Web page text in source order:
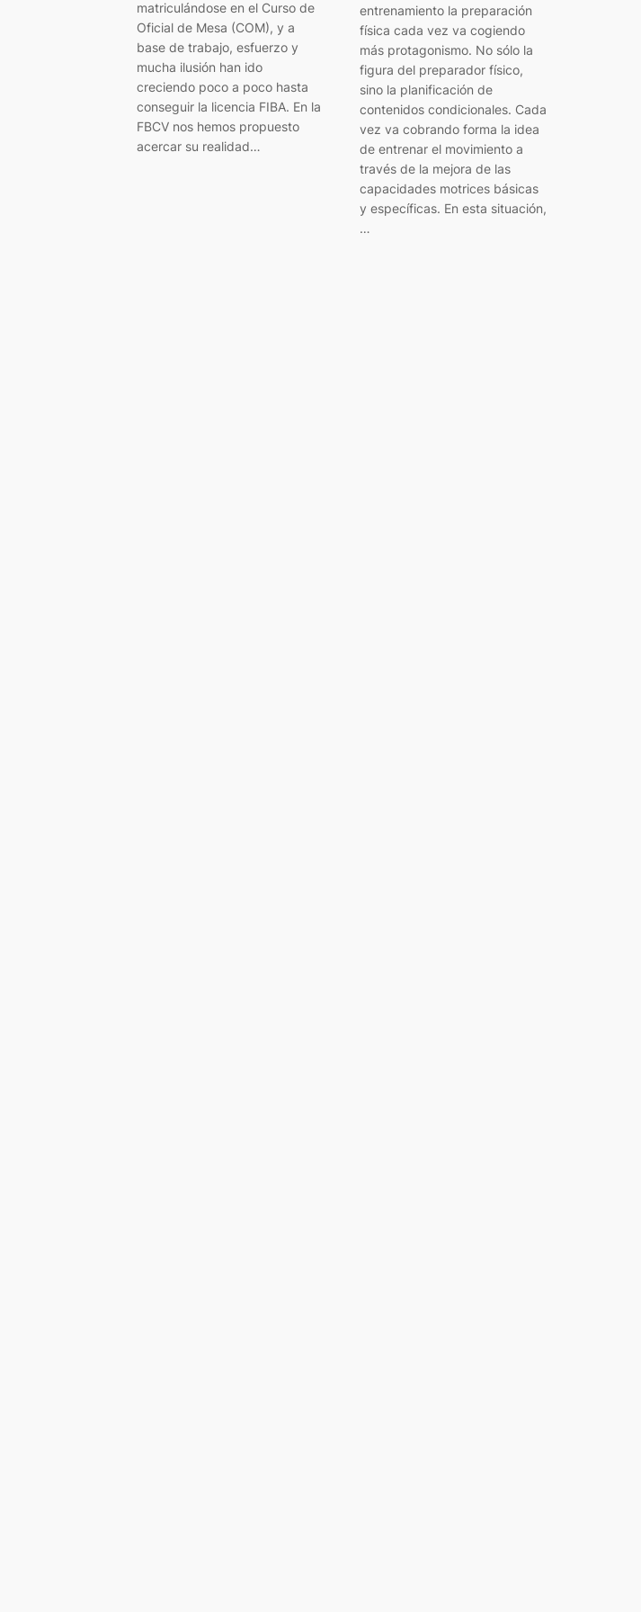
matriculándose en el Curso de
Oficial de Mesa (COM), y a
base de trabajo, esfuerzo y
mucha ilusión han ido
creciendo poco a poco hasta
conseguir la licencia FIBA. En la
FBCV nos hemos propuesto
acercar su realidad…
entrenamiento la preparación
física cada vez va cogiendo
más protagonismo. No sólo la
figura del preparador físico,
sino la planificación de
contenidos condicionales. Cada
vez va cobrando forma la idea
de entrenar el movimiento a
través de la mejora de las
capacidades motrices básicas
y específicas. En esta situación,
…